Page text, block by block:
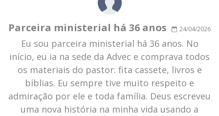
Parceira ministerial há 36 anos 24/04/2026
Eu sou parceira ministerial há 36 anos. No
início, eu ia na sede da Advec e comprava todos
os materiais do pastor: fita cassete, livros e
bíblias. Eu sempre tive muito respeito e
admiração por ele e toda família. Deus escreveu
uma nova história na minha vida usando a